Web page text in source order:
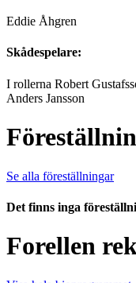
Eddie Åhgren
Skådespelare:
I rollerna Robert
Anders Jansson
Se alla föreställningar
Det finns inga
Forellen